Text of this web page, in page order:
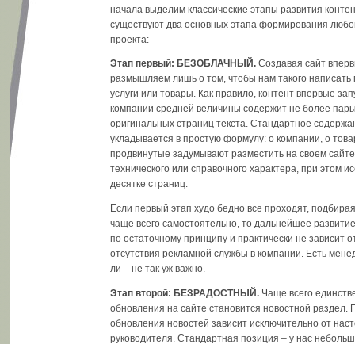
начала выделим классические этапы развития
существуют два основных этапа формирования
проекта:
Этап первый: БЕЗОБЛАЧНЫЙ. Создавая сайт
размышляем лишь о том, чтобы нам такого
услуги или товары. Как правило, контент впервые
компании средней величины содержит не более
оригинальных страниц текста. Стандартное
укладывается в простую формулу: о компании, о
продвинутые задумывают разместить на своем
технического или справочного характера, при этом
десятке страниц.
Если первый этап худо бедно все проходят,
чаще всего самостоятельно, то дальнейшее
по остаточному принципу и практически не зависит
отсутствия рекламной службы в компании. Есть
ли – не так уж важно.
Этап второй: БЕЗРАДОСТНЫЙ. Чаще всего
обновления на сайте становится новостной раздел.
обновления новостей зависит исключительно от
руководителя. Стандартная позиция – у нас